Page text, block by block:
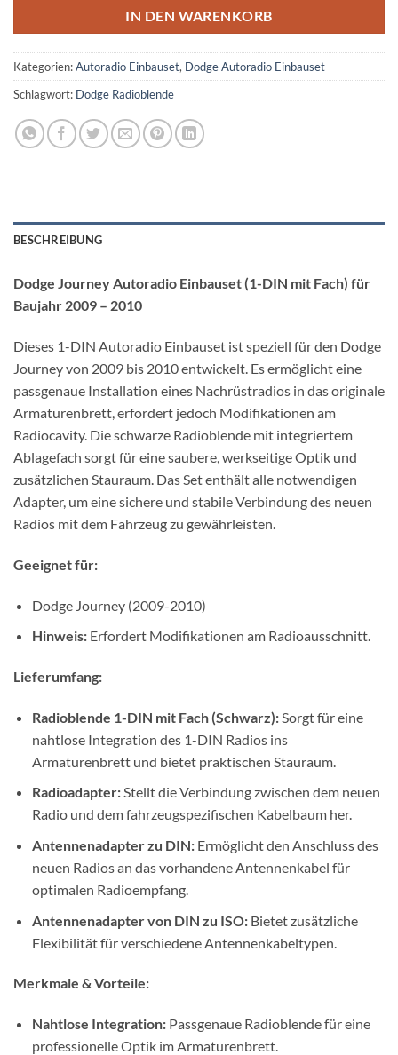
IN DEN WARENKORB
Kategorien:Autoradio Einbauset, Dodge Autoradio Einbauset
Schlagwort: Dodge Radioblende
BESCHREIBUNG
Dodge Journey Autoradio Einbauset (1-DIN mit Fach) für
Baujahr 2009 – 2010
Dieses 1-DIN Autoradio Einbauset ist speziell für den Dodge
Journey von 2009 bis 2010 entwickelt. Es ermöglicht eine
passgenaue Installation eines Nachrüstradios in das originale
Armaturenbrett, erfordert jedoch Modifikationen am
Radiocavity. Die schwarze Radioblende mit integriertem
Ablagefach sorgt für eine saubere, werkseitige Optik und
zusätzlichen Stauraum. Das Set enthält alle notwendigen
Adapter, um eine sichere und stabile Verbindung des neuen
Radios mit dem Fahrzeug zu gewährleisten.
Geeignet für:
Dodge Journey (2009-2010)
Hinweis:Erfordert Modifikationen am Radioausschnitt.
Lieferumfang:
Radioblende 1-DIN mit Fach (Schwarz):Sorgt für eine
nahtlose Integration des 1-DIN Radios ins
Armaturenbrett und bietet praktischen Stauraum.
Radioadapter:Stellt die Verbindung zwischen dem neuen
Radio und dem fahrzeugspezifischen Kabelbaum her.
Antennenadapter zu DIN:Ermöglicht den Anschluss des
neuen Radios an das vorhandene Antennenkabel für
optimalen Radioempfang.
Antennenadapter von DIN zu ISO:Bietet zusätzliche
Flexibilität für verschiedene Antennenkabeltypen.
Merkmale & Vorteile:
Nahtlose Integration:Passgenaue Radioblende für eine
professionelle Optik im Armaturenbrett.